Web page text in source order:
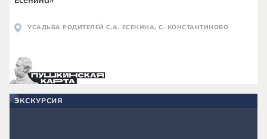
УСАДЬБА РОДИТЕЛЕЙ С.А. ЕСЕНИНА, С. КОНСТАНТИНОВО
ЭКСКУРСИЯ